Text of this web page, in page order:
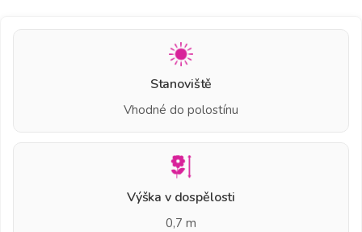
Stanoviště
Vhodné do polostínu
Výška v dospělosti
0,7 m